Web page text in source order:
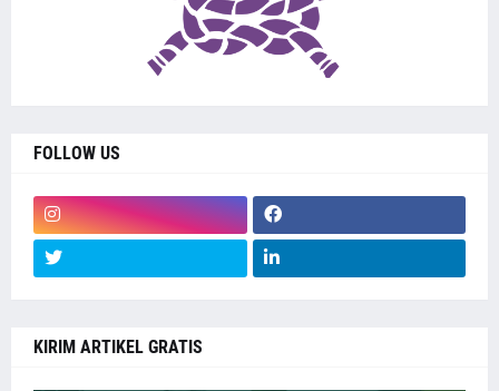
FOLLOW US
KIRIM ARTIKEL GRATIS